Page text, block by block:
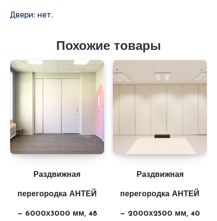
Двери: нет.
Похожие товары
Раздвижная
перегородка АНТЕЙ
— 6000х3000 мм, 48
Раздвижная
перегородка АНТЕЙ
— 2000х2500 мм, 40